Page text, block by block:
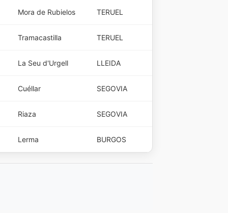
Mora de Rubielos TERUEL
Tramacastilla TERUEL
La Seu d'Urgell LLEIDA
Cuéllar SEGOVIA
Riaza SEGOVIA
Lerma BURGOS